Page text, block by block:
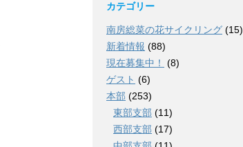
カテゴリー
南房総菜の花サイクリング (15)
新着情報 (88)
現在募集中！
(8)
ゲスト (6)
本部 (253)
東部支部 (11)
西部支部 (17)